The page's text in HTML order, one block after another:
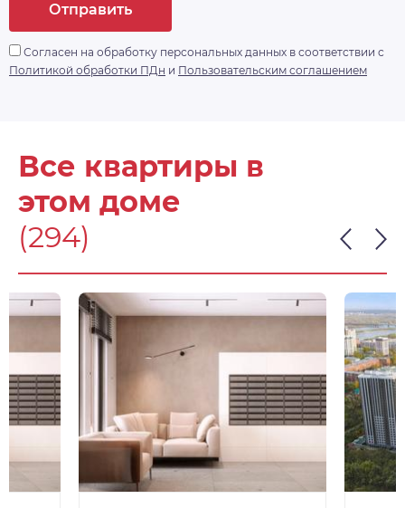
Отправить
Согласен на обработку персональных данных в соответствии с
Политикой обработки ПДн и Пользовательским соглашением
Все квартиры в
этом доме
(294)